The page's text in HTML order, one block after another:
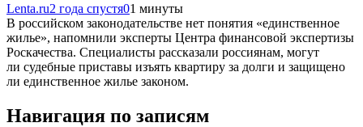
Lenta.ru2 года спустя01 минуты
В российском законодательстве нет понятия «единственное
жилье», напомнили эксперты Центра финансовой экспертизы
Роскачества. Специалисты рассказали россиянам, могут
ли судебные приставы изъять квартиру за долги и защищено
ли единственное жилье законом.
Навигация по записям